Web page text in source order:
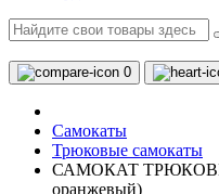
0
Самокаты
Трюковые самокаты
САМОКАТ
оранжевый)